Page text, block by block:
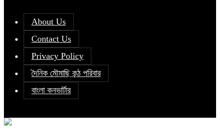
About Us
Contact Us
Privacy Policy
দৈনিক মৌমাছি কন্ঠ পরিবার
বাংলা কনভার্টার